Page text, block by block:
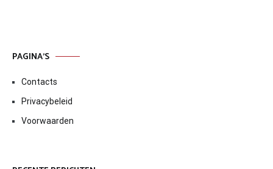
PAGINA’S
Contacts
Privacybeleid
Voorwaarden